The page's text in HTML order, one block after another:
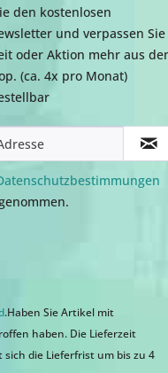
den kostenlosen
und verpassen Sie
oder Aktion mehr aus
(ca. 4x pro Monat)
.Haben Sie Artikel mit
haben. Die Lieferzeit
die Lieferfrist um bis zu 4